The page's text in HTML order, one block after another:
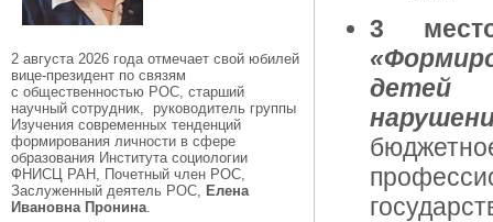
2 августа 2026 года отмечает свой юбилей
вице-президент по связям
с общественностью РОС, старший
научный сотрудник, руководитель группы
Изучения современных тенденций
формирования личности в сфере
образования Института социологии
ФНИСЦ РАН, Почетный член РОС,
Заслуженный деятель РОС, Елена
Ивановна Пронина.
3
детей